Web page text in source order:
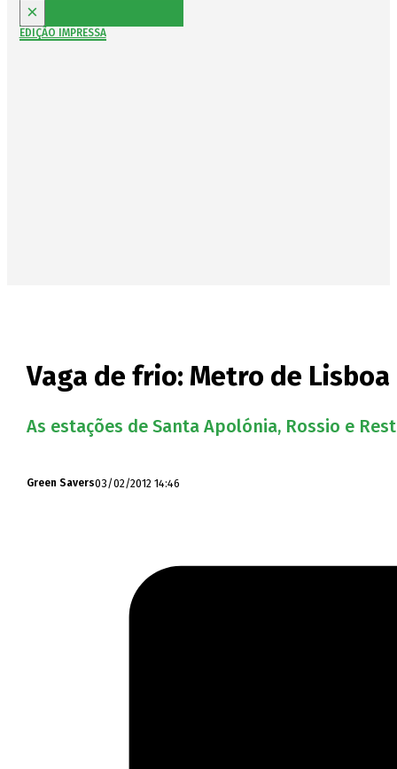
×
EDIÇÃO IMPRESSA
Vaga de frio: Metro de
As estações de Santa Apolónia, Rossio e
Green Savers03/02/2012 14:46